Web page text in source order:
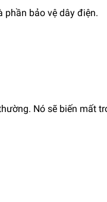
phần bảo vệ dây điện.
Nó sẽ biến mất